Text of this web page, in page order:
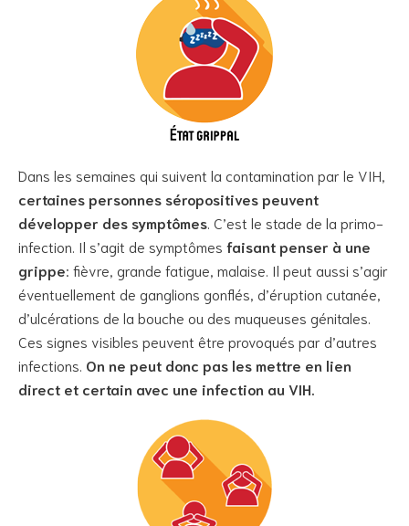
Dans les semaines qui suivent la contamination par le VIH,
certaines personnes séropositives peuvent
développer des symptômes . C’est le stade de la primo-
infection. Il s’agit de symptômes faisant penser à une
grippe: fièvre, grande fatigue, malaise. Il peut aussi s’agir
éventuellement de ganglions gonflés, d’éruption cutanée,
d’ulcérations de la bouche ou des muqueuses génitales.
Ces signes visibles peuvent être provoqués par d’autres
infections. On ne peut donc pas les mettre en lien
direct et certain avec une infection au VIH.